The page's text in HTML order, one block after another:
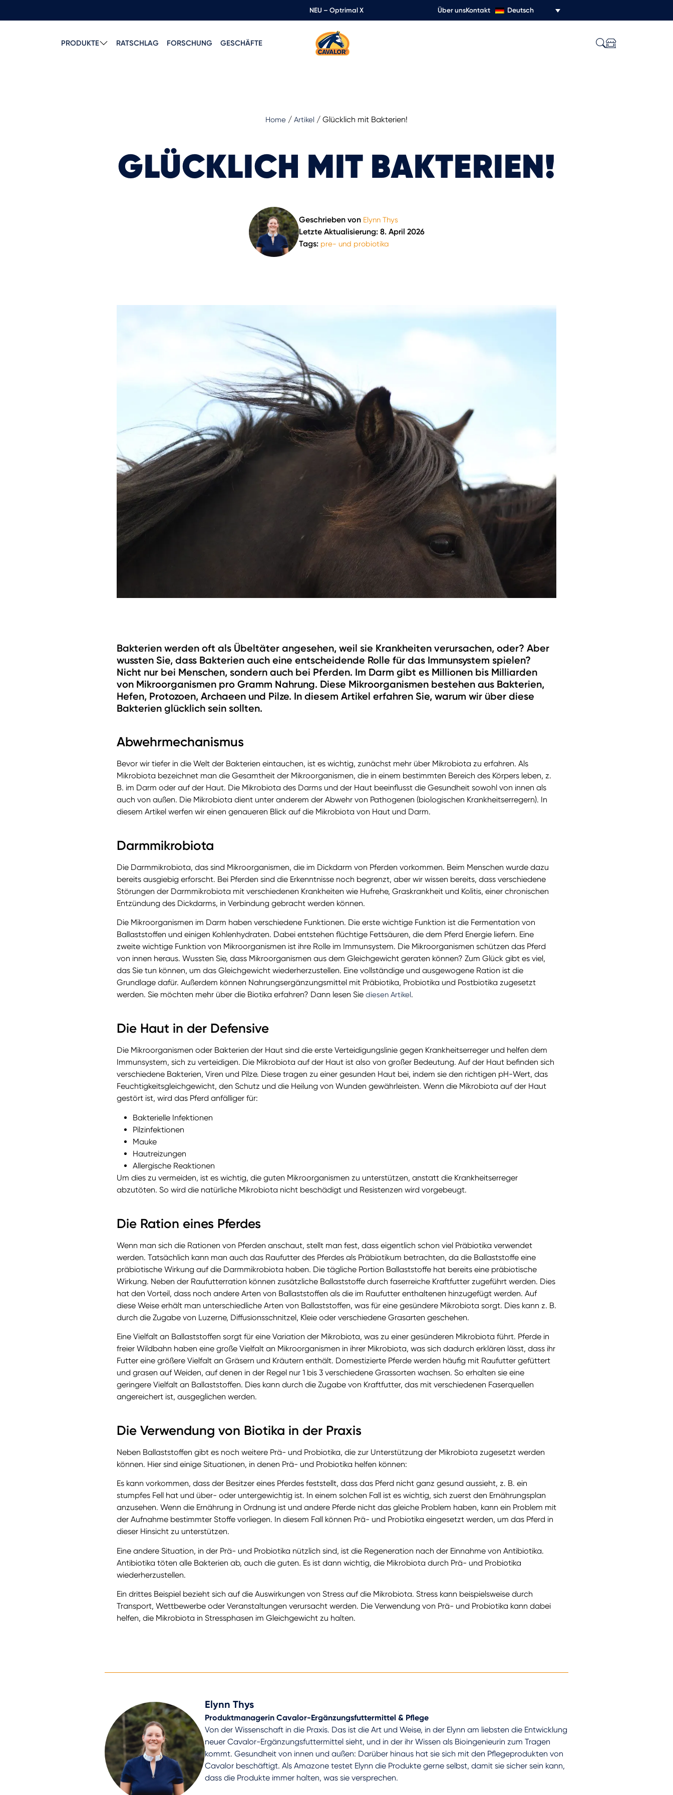
NEU – Optrimal X Über unsKontakt Deutsch
PRODUKTE RATSCHLAG FORSCHUNG GESCHÄFTE
Home / Artikel / Glücklich mit Bakterien!
GLÜCKLICH MIT BAKTERIEN!
Geschrieben von Elynn Thys
Letzte Aktualisierung: 8. April 2026
Tags: pre- und probiotika
Bakterien werden oft als Übeltäter angesehen, weil sie Krankheiten verursachen, oder? Aber
wussten Sie, dass Bakterien auch eine entscheidende Rolle für das Immunsystem spielen?
Nicht nur bei Menschen, sondern auch bei Pferden. Im Darm gibt es Millionen bis Milliarden
von Mikroorganismen pro Gramm Nahrung. Diese Mikroorganismen bestehen aus Bakterien,
Hefen, Protozoen, Archaeen und Pilze. In diesem Artikel erfahren Sie, warum wir über diese
Bakterien glücklich sein sollten.
Abwehrmechanismus
Bevor wir tiefer in die Welt der Bakterien eintauchen, ist es wichtig, zunächst mehr über Mikrobiota zu erfahren. Als
Mikrobiota bezeichnet man die Gesamtheit der Mikroorganismen, die in einem bestimmten Bereich des Körpers leben, z.
B. im Darm oder auf der Haut. Die Mikrobiota des Darms und der Haut beeinflusst die Gesundheit sowohl von innen als
auch von außen. Die Mikrobiota dient unter anderem der Abwehr von Pathogenen (biologischen Krankheitserregern). In
diesem Artikel werfen wir einen genaueren Blick auf die Mikrobiota von Haut und Darm.
Darmmikrobiota
Die Darmmikrobiota, das sind Mikroorganismen, die im Dickdarm von Pferden vorkommen. Beim Menschen wurde dazu
bereits ausgiebig erforscht. Bei Pferden sind die Erkenntnisse noch begrenzt, aber wir wissen bereits, dass verschiedene
Störungen der Darmmikrobiota mit verschiedenen Krankheiten wie Hufrehe, Graskrankheit und Kolitis, einer chronischen
Entzündung des Dickdarms, in Verbindung gebracht werden können.
Die Mikroorganismen im Darm haben verschiedene Funktionen. Die erste wichtige Funktion ist die Fermentation von
Ballaststoffen und einigen Kohlenhydraten. Dabei entstehen flüchtige Fettsäuren, die dem Pferd Energie liefern. Eine
zweite wichtige Funktion von Mikroorganismen ist ihre Rolle im Immunsystem. Die Mikroorganismen schützen das Pferd
von innen heraus. Wussten Sie, dass Mikroorganismen aus dem Gleichgewicht geraten können? Zum Glück gibt es viel,
das Sie tun können, um das Gleichgewicht wiederherzustellen. Eine vollständige und ausgewogene Ration ist die
Grundlage dafür. Außerdem können Nahrungsergänzungsmittel mit Präbiotika, Probiotika und Postbiotika zugesetzt
werden. Sie möchten mehr über die Biotika erfahren? Dann lesen Sie diesen Artikel.
Die Haut in der Defensive
Die Mikroorganismen oder Bakterien der Haut sind die erste Verteidigungslinie gegen Krankheitserreger und helfen dem
Immunsystem, sich zu verteidigen. Die Mikrobiota auf der Haut ist also von großer Bedeutung. Auf der Haut befinden sich
verschiedene Bakterien, Viren und Pilze. Diese tragen zu einer gesunden Haut bei, indem sie den richtigen pH-Wert, das
Feuchtigkeitsgleichgewicht, den Schutz und die Heilung von Wunden gewährleisten. Wenn die Mikrobiota auf der Haut
gestört ist, wird das Pferd anfälliger für:
Bakterielle Infektionen
Pilzinfektionen
Mauke
Hautreizungen
Allergische Reaktionen
Um dies zu vermeiden, ist es wichtig, die guten Mikroorganismen zu unterstützen, anstatt die Krankheitserreger
abzutöten. So wird die natürliche Mikrobiota nicht beschädigt und Resistenzen wird vorgebeugt.
Die Ration eines Pferdes
Wenn man sich die Rationen von Pferden anschaut, stellt man fest, dass eigentlich schon viel Präbiotika verwendet
werden. Tatsächlich kann man auch das Raufutter des Pferdes als Präbiotikum betrachten, da die Ballaststoffe eine
präbiotische Wirkung auf die Darmmikrobiota haben. Die tägliche Portion Ballaststoffe hat bereits eine präbiotische
Wirkung. Neben der Raufutterration können zusätzliche Ballaststoffe durch faserreiche Kraftfutter zugeführt werden. Dies
hat den Vorteil, dass noch andere Arten von Ballaststoffen als die im Raufutter enthaltenen hinzugefügt werden. Auf
diese Weise erhält man unterschiedliche Arten von Ballaststoffen, was für eine gesündere Mikrobiota sorgt. Dies kann z. B.
durch die Zugabe von Luzerne, Diffusionsschnitzel, Kleie oder verschiedene Grasarten geschehen.
Eine Vielfalt an Ballaststoffen sorgt für eine Variation der Mikrobiota, was zu einer gesünderen Mikrobiota führt. Pferde in
freier Wildbahn haben eine große Vielfalt an Mikroorganismen in ihrer Mikrobiota, was sich dadurch erklären lässt, dass ihr
Futter eine größere Vielfalt an Gräsern und Kräutern enthält. Domestizierte Pferde werden häufig mit Raufutter gefüttert
und grasen auf Weiden, auf denen in der Regel nur 1 bis 3 verschiedene Grassorten wachsen. So erhalten sie eine
geringere Vielfalt an Ballaststoffen. Dies kann durch die Zugabe von Kraftfutter, das mit verschiedenen Faserquellen
angereichert ist, ausgeglichen werden.
Die Verwendung von Biotika in der Praxis
Neben Ballaststoffen gibt es noch weitere Prä- und Probiotika, die zur Unterstützung der Mikrobiota zugesetzt werden
können. Hier sind einige Situationen, in denen Prä- und Probiotika helfen können:
Es kann vorkommen, dass der Besitzer eines Pferdes feststellt, dass das Pferd nicht ganz gesund aussieht, z. B. ein
stumpfes Fell hat und über- oder untergewichtig ist. In einem solchen Fall ist es wichtig, sich zuerst den Ernährungsplan
anzusehen. Wenn die Ernährung in Ordnung ist und andere Pferde nicht das gleiche Problem haben, kann ein Problem mit
der Aufnahme bestimmter Stoffe vorliegen. In diesem Fall können Prä- und Probiotika eingesetzt werden, um das Pferd in
dieser Hinsicht zu unterstützen.
Eine andere Situation, in der Prä- und Probiotika nützlich sind, ist die Regeneration nach der Einnahme von Antibiotika.
Antibiotika töten alle Bakterien ab, auch die guten. Es ist dann wichtig, die Mikrobiota durch Prä- und Probiotika
wiederherzustellen.
Ein drittes Beispiel bezieht sich auf die Auswirkungen von Stress auf die Mikrobiota. Stress kann beispielsweise durch
Transport, Wettbewerbe oder Veranstaltungen verursacht werden. Die Verwendung von Prä- und Probiotika kann dabei
helfen, die Mikrobiota in Stressphasen im Gleichgewicht zu halten.
Elynn Thys
Produktmanagerin Cavalor-Ergänzungsfuttermittel & Pflege
Von der Wissenschaft in die Praxis. Das ist die Art und Weise, in der Elynn am liebsten die Entwicklung
neuer Cavalor-Ergänzungsfuttermittel sieht, und in der ihr Wissen als Bioingenieurin zum Tragen
kommt. Gesundheit von innen und außen: Darüber hinaus hat sie sich mit den Pflegeprodukten von
Cavalor beschäftigt. Als Amazone testet Elynn die Produkte gerne selbst, damit sie sicher sein kann,
dass die Produkte immer halten, was sie versprechen.